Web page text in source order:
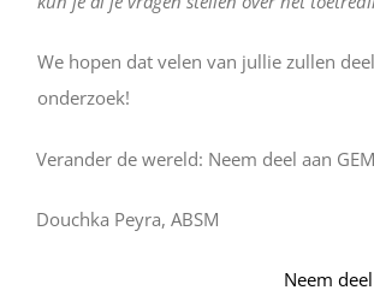
We hopen dat velen van jullie zullen
onderzoek!
Verander de wereld: Neem deel aan
Douchka Peyra, ABSM
Neem